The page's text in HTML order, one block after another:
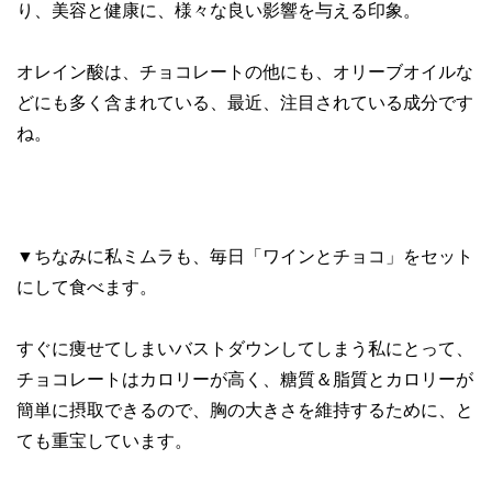
り、美容と健康に、様々な良い影響を与える印象。
オレイン酸は、チョコレートの他にも、オリーブオイルな
どにも多く含まれている、最近、注目されている成分です
ね。
▼ちなみに私ミムラも、毎日「ワインとチョコ」をセット
にして食べます。
すぐに痩せてしまいバストダウンしてしまう私にとって、
チョコレートはカロリーが高く、糖質＆脂質とカロリーが
簡単に摂取できるので、胸の大きさを維持するために、と
ても重宝しています。